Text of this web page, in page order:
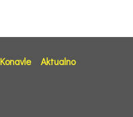
Konavle
Aktualno